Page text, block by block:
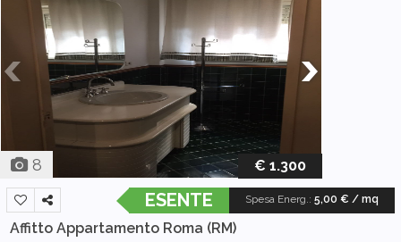
8 € 1.300
Spesa Energ.: 5,00 € / mq
ESENTE
Affitto Appartamento Roma (RM)